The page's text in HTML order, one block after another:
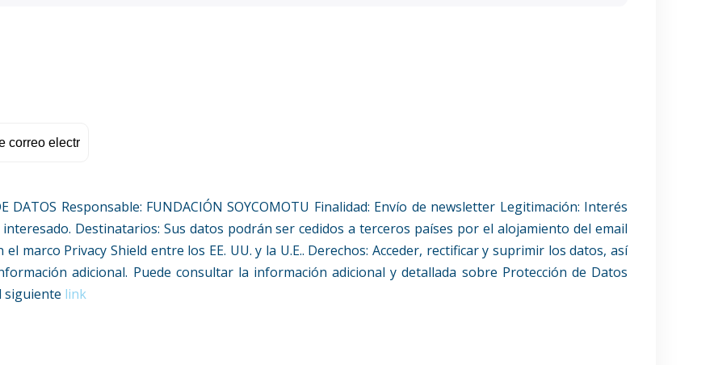
DATOS Responsable: FUNDACIÓN SOYCOMOTU Finalidad: Envío de newsletter Legitimación: Interés
Destinatarios: Sus datos podrán ser cedidos a terceros países por el alojamiento del email
marco Privacy Shield entre los EE. UU. y la U.E.. Derechos: Acceder, rectificar y suprimir los datos, así
adicional. Puede consultar la información adicional y detallada sobre Protección de Datos
siguiente link